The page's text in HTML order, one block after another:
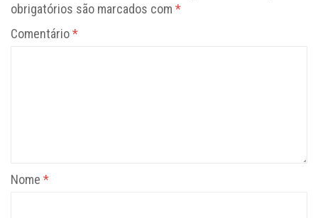
obrigatórios são marcados com *
Comentário*
Nome *